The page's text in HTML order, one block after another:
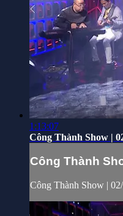
1:13:07
Công Thành Show |
Công Thành
Công Thành Show |